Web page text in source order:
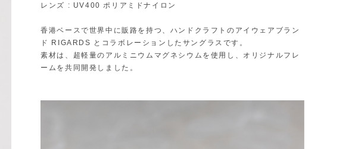
レンズ : UV400 ポリアミドナイロン
香港ベースで世界中に販路を持つ、ハンドクラフトのアイウェアブラン
ド RIGARDS とコラボレーションしたサングラスです。
素材は、超軽量のアルミニウムマグネシウムを使用し、オリジナルフレ
ームを共同開発しました。